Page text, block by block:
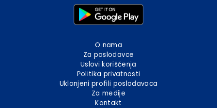
O nama
Za poslodavce
Uslovi korišćenja
Politika privatnosti
Uklonjeni profili poslodavaca
Za medije
Kontakt